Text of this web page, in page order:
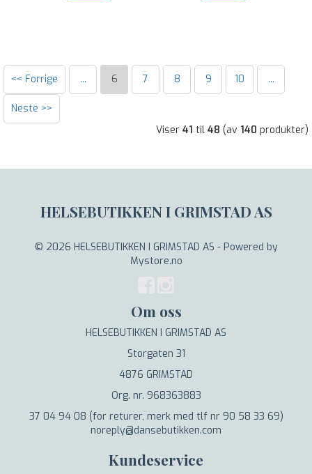
<< Forrige ... 6 7 8 9 10 ...
Neste >>
Viser 41 til 48 (av 140 produkter)
HELSEBUTIKKEN I GRIMSTAD AS
© 2026 HELSEBUTIKKEN I GRIMSTAD AS - Powered by
Mystore.no
Om oss
HELSEBUTIKKEN I GRIMSTAD AS
Storgaten 31
4876 GRIMSTAD
Org. nr. 968363883
37 04 94 08 (for returer, merk med tlf nr 90 58 33 69)
noreply@dansebutikken.com
Kundeservice